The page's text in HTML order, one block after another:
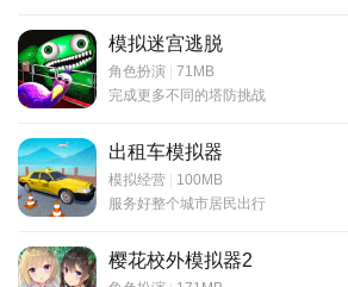
模拟迷宫逃脱
角色扮演 | 71MB
完成更多不同的塔防挑战
出租车模拟器
模拟经营 | 100MB
服务好整个城市居民出行
樱花校外模拟器2